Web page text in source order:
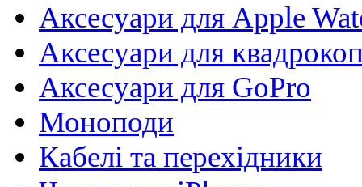
Аксесуари для Apple
Аксесуари для
Аксесуари для GoPro
Моноподи
Кабелі та перехідники